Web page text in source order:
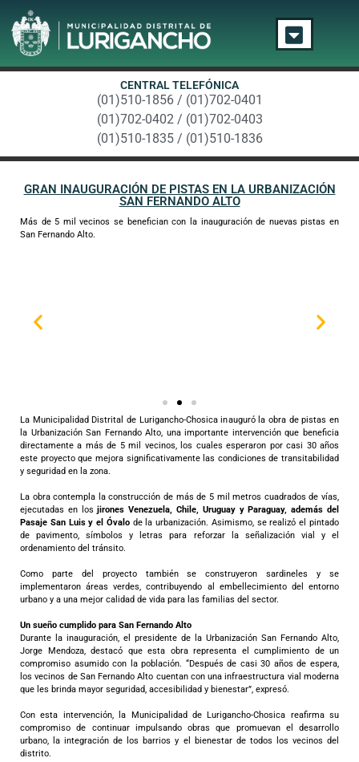
CENTRAL TELEFÓNICA
(01)510-1856 / (01)702-0401
(01)702-0402 / (01)702-0403
(01)510-1835 / (01)510-1836
GRAN INAUGURACIÓN DE PISTAS EN LA URBANIZACIÓN
SAN FERNANDO ALTO
Más de 5 mil vecinos se benefician con la inauguración de nuevas pistas en
San Fernando Alto.
La Municipalidad Distrital de Lurigancho-Chosica inauguró la obra de pistas en
la Urbanización San Fernando Alto, una importante intervención que beneficia
directamente a más de 5 mil vecinos, los cuales esperaron por casi 30 años
este proyecto que mejora significativamente las condiciones de transitabilidad
y seguridad en la zona.
La obra contempla la construcción de más de 5 mil metros cuadrados de vías,
ejecutadas en losjirones Venezuela, Chile, Uruguay y Paraguay, además del
Pasaje San Luis y el Óvalo de la urbanización. Asimismo, se realizó el pintado
de pavimento, símbolos y letras para reforzar la señalización vial y el
ordenamiento del tránsito.
Como parte del proyecto también se construyeron sardineles y se
implementaron áreas verdes, contribuyendo al embellecimiento del entorno
urbano y a una mejor calidad de vida para las familias del sector.
Un sueño cumplido para San Fernando Alto
Durante la inauguración, el presidente de la Urbanización San Fernando Alto,
Jorge Mendoza, destacó que esta obra representa el cumplimiento de un
compromiso asumido con la población. “Después de casi 30 años de espera,
los vecinos de San Fernando Alto cuentan con una infraestructura vial moderna
que les brinda mayor seguridad, accesibilidad y bienestar”, expresó.
Con esta intervención, la Municipalidad de Lurigancho-Chosica reafirma su
compromiso de continuar impulsando obras que promuevan el desarrollo
urbano, la integración de los barrios y el bienestar de todos los vecinos del
distrito.